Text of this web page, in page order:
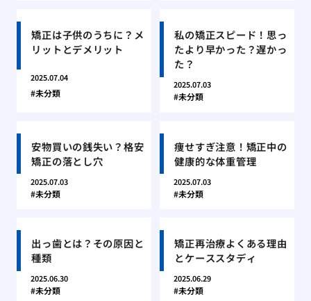
矯正は子供のうちに？メ
リットとデメリット
2025.07.04
未分類
私の矯正スピード！思っ
たより早かった？遅かっ
た？
2025.07.03
未分類
安物買いの銭失い？格安
矯正の落とし穴
2025.07.03
未分類
痩せすぎ注意！矯正中の
健康的な体重管理
2025.07.03
未分類
出っ歯とは？その原因と
種類
2025.06.30
未分類
矯正再治療よくある理由
とケーススタディ
2025.06.29
未分類